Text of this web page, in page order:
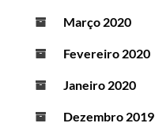
Março 2020
Fevereiro 2020
Janeiro 2020
Dezembro 2019